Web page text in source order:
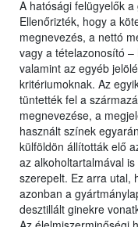
A hatósági felügyelők
Ellenőrizték, hogy a
megnevezés, a nettó
vagy a tételazonosító
valamint az egyéb
kritériumoknak. Az
tüntették fel a
megnevezése, a
használt színek
külföldön állították elő
az alkoholtartalmával
szerepelt. Ez arra utal,
azonban a
desztillált ginekre